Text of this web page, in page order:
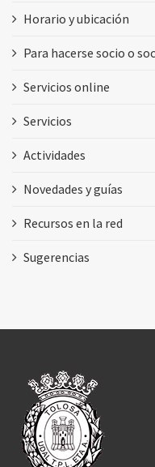
Horario y ubicación
Para hacerse socio o
Servicios online
Servicios
Actividades
Novedades y guías
Recursos en la red
Sugerencias